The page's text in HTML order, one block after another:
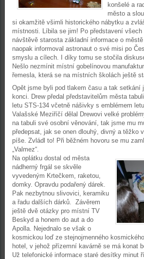
konšelé a
město a
si okamžitě všimli historického nábytku a
místnosti. Líbila se jim! Po představení všech
návštěvě starosta základní informace o
naopak informoval astronaut o své misi po
smyslu a cílech. I díky tomu se stočila
Nešlo nezmínit místní gobelínovou
řemesla, která se na místních školách ještě
Opět jsme byli pod tlakem času a tak setkání
konci. Drew předal představitelům města
letu STS-134 včetně nášivky s emblémem
Valašské Meziříčí dělal Drewovi velké
na tabuli své osobní věnování, tak jsme mu
předepsat, jak se onen dlouhý, divný a těžko
píše. Zvládl to! Při běžném hovoru se mu
„Valmez“.
Na oplátku dostal od města
nádherný frgál se skvěle
vyvedeným Krtečkem, raketou,
domky. Opravdu podařený dárek.
Pak nezbytnou slivovici, keramiku
a řadu dalších dárků. Závěrem
ještě dvě otázky pro místní TV
Beskyd a honem do aut a do
Apolla. Nejednalo se však o
kosmickou loď ze stejnojmenného
hotel, v jehož přízemní kavárně se má konat
Už telefonické informace staré desítky minut